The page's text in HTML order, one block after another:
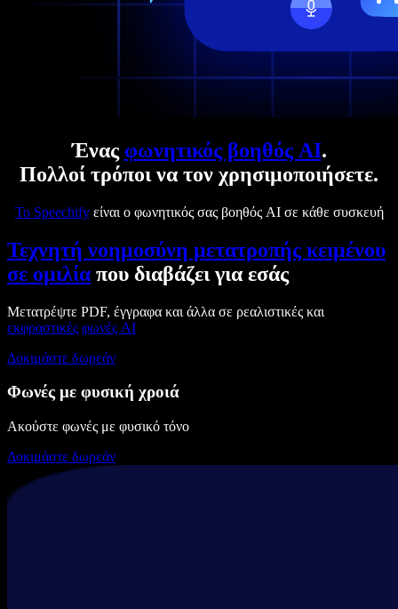
Ένας φωνητικός βοηθός AI.
Πολλοί τρόποι να τον χρησιμοποιήσετε.
Το Speechifyείναι ο φωνητικός σας βοηθός AI σε κάθε συσκευή
Τεχνητή νοημοσύνη μετατροπής κειμένου
σε ομιλία που διαβάζει για εσάς
Μετατρέψτε PDF, έγγραφα και άλλα σε ρεαλιστικές και
εκφραστικές φωνές AI
Δοκιμάστε δωρεάν
Φωνές με φυσική χροιά
Ακούστε φωνές με φυσικό τόνο
Δοκιμάστε δωρεάν